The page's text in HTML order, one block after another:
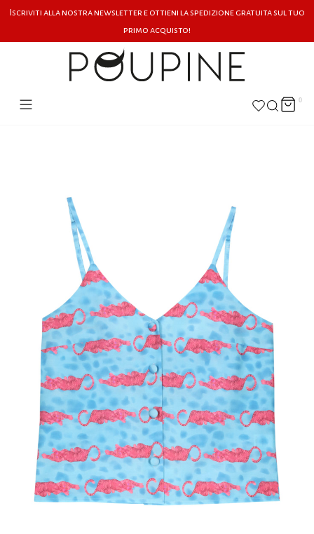
Iscriviti alla nostra newsletter e ottieni la spedizione gratuita sul tuo
primo acquisto!
0